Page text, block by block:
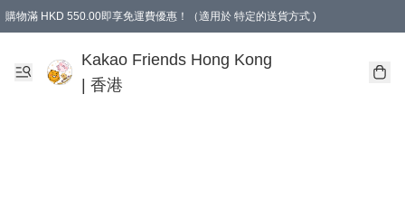
購物滿 HKD 550.00即享免運費優惠！（適用於 特定的送貨方式 )
Kakao Friends Hong Kong
| 香港